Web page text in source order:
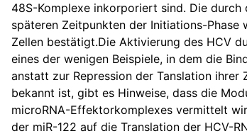
48S-Komplexe inkorporiert sind. Die
späteren Zeitpunkten der Initiations-
Zellen bestätigt.Die Aktivierung des HCV
eines der wenigen Beispiele, in dem die
anstatt zur Repression der Tanslation ihrer
bekannt ist, gibt es Hinweise, dass die
microRNA-Effektorkomplexes vermittelt
der miR-122 auf die Translation der HCV-